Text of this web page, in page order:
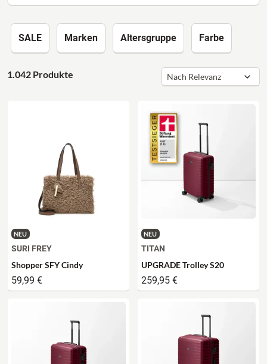
SALE Marken Altersgruppe Farbe
1.042 Produkte
NEU
SURI FREY
Shopper SFY Cindy
59,99 €
NEU
TITAN
UPGRADE Trolley S20
259,95 €